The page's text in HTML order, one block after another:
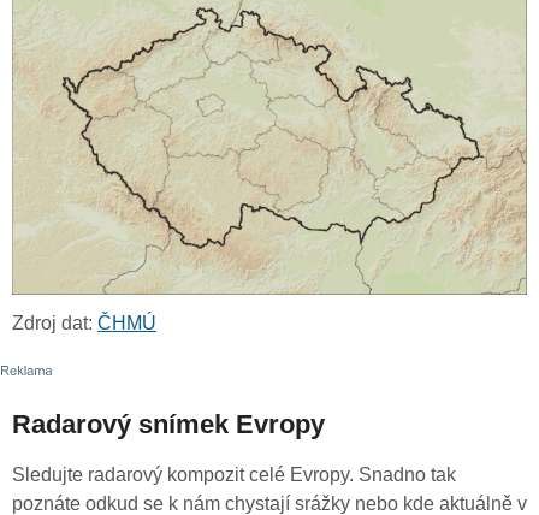
Zdroj dat: ČHMÚ
Radarový snímek Evropy
Sledujte radarový kompozit celé Evropy. Snadno tak
poznáte odkud se k nám chystají srážky nebo kde aktuálně v